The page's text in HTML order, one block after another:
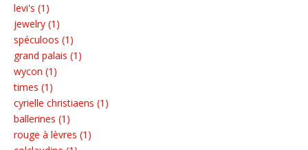
levi's (1)
jewelry (1)
spéculoos (1)
grand palais (1)
wycon (1)
times (1)
cyrielle christiaens (1)
ballerines (1)
rouge à lèvres (1)